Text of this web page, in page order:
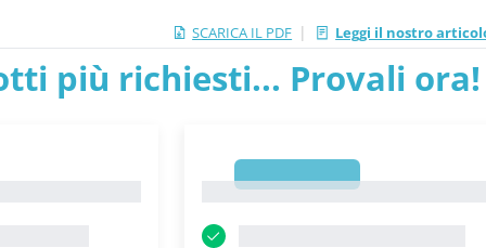
SCARICA IL PDF | Leggi il nostro
più richiesti... Provali ora!